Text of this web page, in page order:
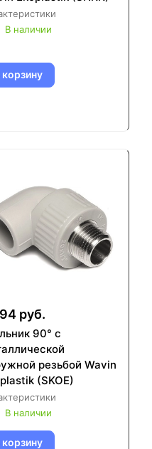
В наличии
корзину
руб.
90° с
резьбой Wavin
(SKOE)
В наличии
корзину